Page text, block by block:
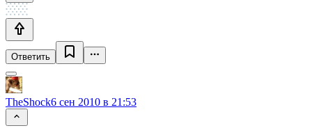
Ответить
TheShock6 сен 2010 в 21:53